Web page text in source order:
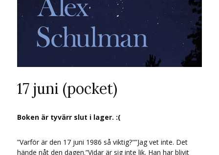
17 juni (pocket)
Boken är tyvärr slut i lager. :(
”Varför är den 17 juni 1986 så viktig?"”Jag vet inte. Det
hände nåt den dagen.”Vidar är sig inte lik. Han har blivit